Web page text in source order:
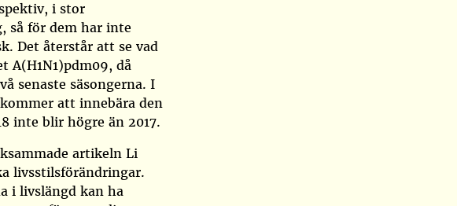
i stor
så för dem har inte
Det återstår att se vad
A(H1N1)pdm09, då
senaste säsongerna. I
att innebära den
inte blir högre än 2017.
artikeln Li
livsstilsförändringar.
i livslängd kan ha